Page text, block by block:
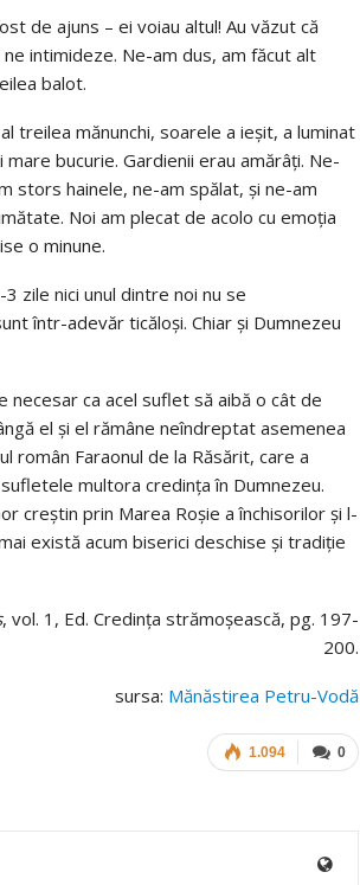
de ajuns – ei voiau altul! Au văzut că
intimideze. Ne-am dus, am făcut alt
balot.
treilea mănunchi, soarele a ieşit, a luminat
bucurie. Gardienii erau amărâţi. Ne-
stors hainele, ne-am spălat, şi ne-am
Noi am plecat de acolo cu emoţia
o minune.
zile nici unul dintre noi nu se
într-adevăr ticăloşi. Chiar şi Dumnezeu
necesar ca acel suflet să aibă o cât de
el şi el rămâne neîndreptat asemenea
român Faraonul de la Răsărit, care a
multora credinţa în Dumnezeu.
creştin prin Marea Roşie a închisorilor şi l-
există acum biserici deschise şi tradiţie
, vol. 1, Ed. Credinţa strămoşească, pg. 197-
200.
sursa: Mănăstirea Petru-Vodă
0
1.094